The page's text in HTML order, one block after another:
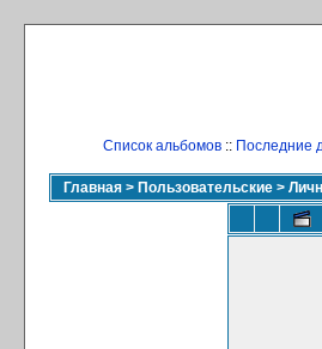
Список альбомов :: Последние
Главная > Пользовательские >